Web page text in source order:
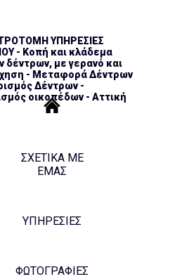
ΣΧΕΤΙΚΑ ΜΕ
ΕΜΑΣ
ΥΠΗΡΕΣΙΕΣ
ΦΩΤΟΓΡΑΦΊΕΣ